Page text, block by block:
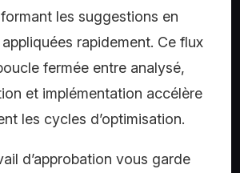
les suggestions en
rapidement. Ce flux
fermée entre analysé,
et implémentation accélère
les cycles d’optimisation.
d’approbation vous garde